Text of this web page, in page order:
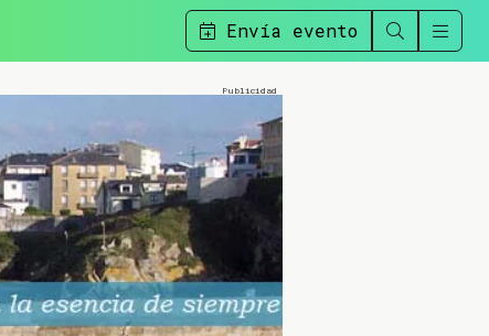
Envía evento